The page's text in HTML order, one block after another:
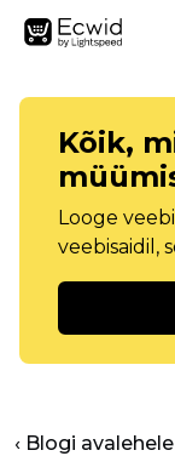
Kõik,
Looge
veebisaidil,
‹ Blogi avalehele